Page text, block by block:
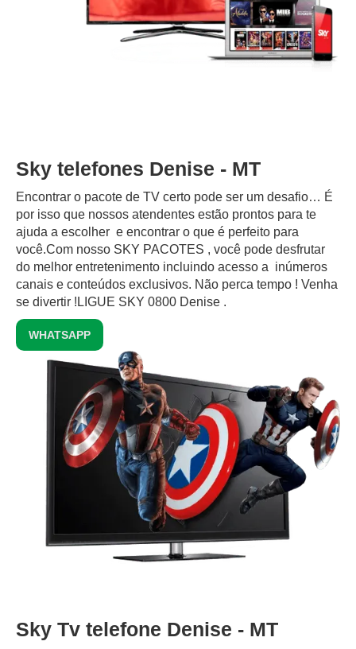
Sky telefones Denise - MT
Encontrar o pacote de TV certo pode ser um desafio… É
por isso que nossos atendentes estão prontos para te
ajuda a escolher e encontrar o que é perfeito para
você.Com nosso SKY PACOTES , você pode desfrutar
do melhor entretenimento incluindo acesso a inúmeros
canais e conteúdos exclusivos.‍ Não perca tempo ! Venha
se divertir !LIGUE SKY 0800 Denise .
WHATSAPP
Sky Tv telefone Denise - MT